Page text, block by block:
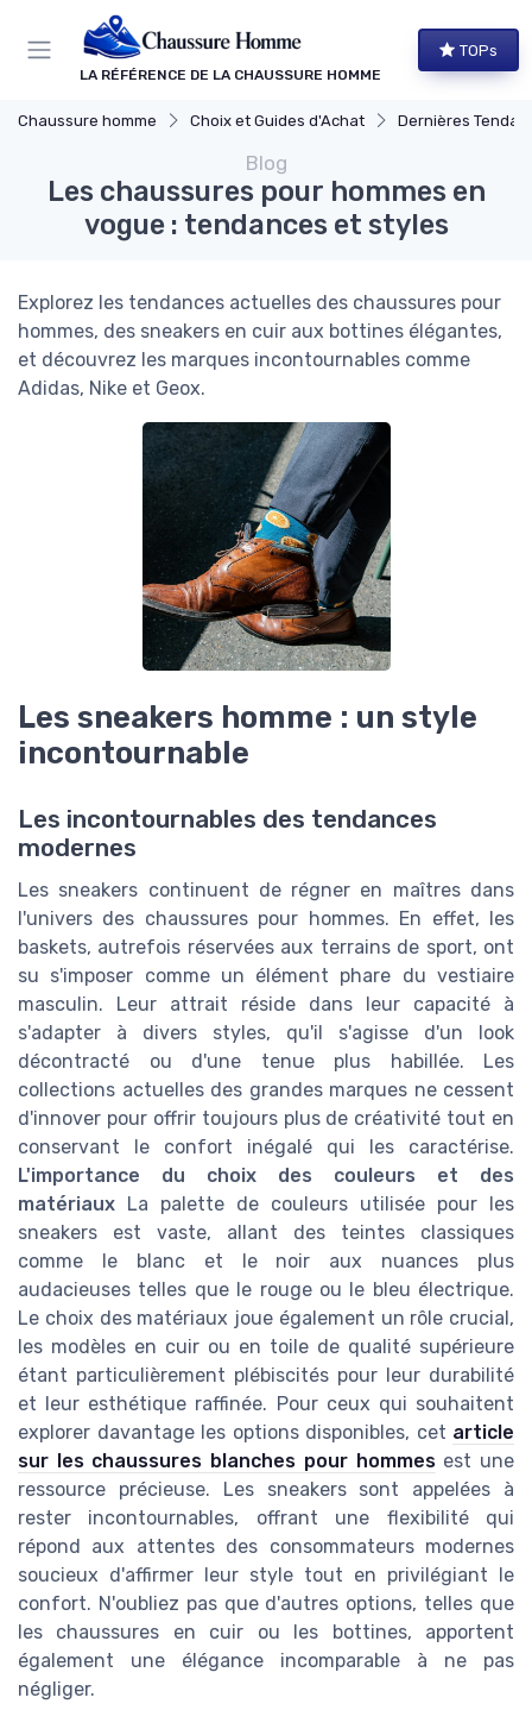
LA RÉFÉRENCE DE LA CHAUSSURE HOMME
TOPs
Chaussure homme Choix et Guides d'Achat Dernières
Blog
Les chaussures pour hommes en
vogue : tendances et styles
Explorez les tendances actuelles des chaussures pour
hommes, des sneakers en cuir aux bottines élégantes,
et découvrez les marques incontournables comme
Adidas, Nike et Geox.
Les sneakers homme : un style
incontournable
Les incontournables des tendances
modernes
Les sneakers continuent de régner en maîtres dans
l'univers des chaussures pour hommes. En effet, les
baskets, autrefois réservées aux terrains de sport, ont
su s'imposer comme un élément phare du vestiaire
masculin. Leur attrait réside dans leur capacité à
s'adapter à divers styles, qu'il s'agisse d'un look
décontracté ou d'une tenue plus habillée. Les
collections actuelles des grandes marques ne cessent
d'innover pour offrir toujours plus de créativité tout en
conservant le confort inégalé qui les caractérise.
L'importance du choix des couleurs et des
matériaux La palette de couleurs utilisée pour les
sneakers est vaste, allant des teintes classiques
comme le blanc et le noir aux nuances plus
audacieuses telles que le rouge ou le bleu électrique.
Le choix des matériaux joue également un rôle crucial,
les modèles en cuir ou en toile de qualité supérieure
étant particulièrement plébiscités pour leur durabilité
et leur esthétique raffinée. Pour ceux qui souhaitent
explorer davantage les options disponibles, cet article
sur les chaussures blanches pour hommesest une
ressource précieuse. Les sneakers sont appelées à
rester incontournables, offrant une flexibilité qui
répond aux attentes des consommateurs modernes
soucieux d'affirmer leur style tout en privilégiant le
confort. N'oubliez pas que d'autres options, telles que
les chaussures en cuir ou les bottines, apportent
également une élégance incomparable à ne pas
négliger.
Panneau de gestion des cookies